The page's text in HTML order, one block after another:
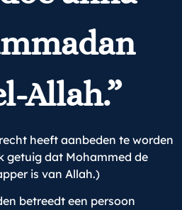
Allah.”
heeft aanbeden te worden
getuig dat Mohammed de
is van Allah.)
betreedt een persoon